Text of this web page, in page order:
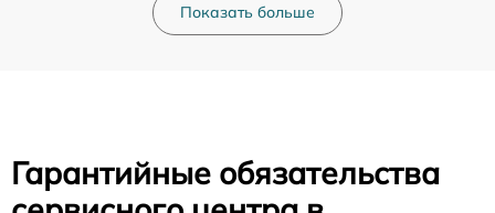
Показать больше
Гарантийные обязательства